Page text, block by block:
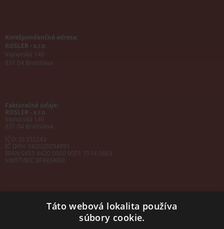
Korešpondenčná adresa:
ROSLER - s.r.o.
Vajnorská 140
831 04 Bratislava
Fakturačné údaje:
ROSLER - s.r.o.
Vajnorská 140
831 04 Bratislava
IČO: 31352243
IČ DPH: SK2020294991
IBAN:SK55 8420 0000 0001 7514 0603
SWIFT/BIC:BFKKSKBB
Táto webová lokalita používa
súbory cookie.